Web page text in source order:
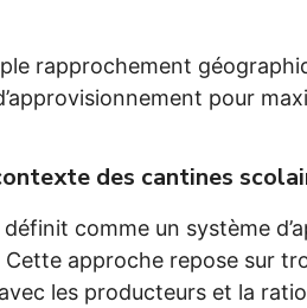
rapprochement
pour
des cantines
comme un système
approche repose sur
les producteurs et la